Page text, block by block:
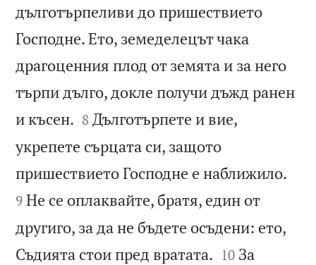
дълготърпеливи до пришествието
Господне. Ето, земеделецът чака
драгоценния плод от земята и за него
търпи дълго, докле получи дъжд ранен
и късен. 

8 Дълготърпете и вие,
укрепете сърцата си, защото
пришествието Господне е наближило.
9 Не се оплаквайте, братя, един от
другиго, за да не бъдете осъдени: ето,
Съдията стои пред вратата. 

10 За